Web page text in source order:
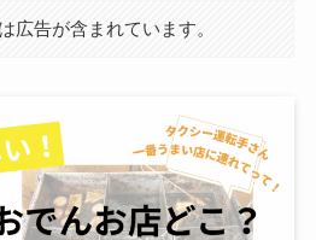
広告が含まれています。